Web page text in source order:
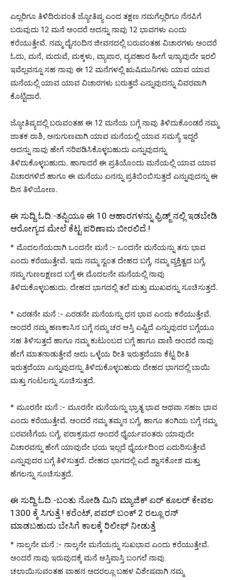
ಎಲ್ಲರಿಗೂ ತಿಳಿದಿರುವಂತೆ ಜ್ಯೋತಿಷ್ಯ ಎಂದ ತಕ್ಷಣ ನಮಗೆಲ್ಲರಿಗೂ ನೆನಪಿಗೆ
ಬರುವುದು 12 ಮನೆ ಅಂದರೆ ಅದನ್ನು ನಾವು 12 ಭಾವಗಳು ಎಂದು
ಕರೆಯುತ್ತೇವೆ. ನಮ್ಮ ದೈನಂದಿನ ಜೀವನದಲ್ಲಿ ಬರುವಂತಹ ವಿಚಾರಗಳು ಅಂದರೆ
ಓದು, ಮನೆ, ಮದುವೆ, ಮಕ್ಕಳು, ವ್ಯಾಪಾರ, ವ್ಯವಹಾರ ಹೀಗೆ ಇನ್ಯಾವುದೇ ಇರಲಿ
ಇವೆಲ್ಲವನ್ನೂ ಸಹ ನಾವು ಈ 12 ಮನೆಗಳಲ್ಲಿ ಋಷಿಮುನಿಗಳು ಯಾವ ಯಾವ
ಮನೆಯಲ್ಲಿ ಯಾವ ಯಾವ ವಿಚಾರಗಳು ಬರುತ್ತದೆ ಎನ್ನುವುದನ್ನು ವಿವರವಾಗಿ
ಕೊಟ್ಟಿದಾರೆ.
ಜ್ಯೋತಿಷ್ಯದಲ್ಲಿ ಬರುವಂತಹ ಈ 12 ಮನೆಯ ಬಗ್ಗೆ ನಾವು ತಿಳಿದುಕೊಂಡರೆ ನಮ್ಮ
ಜಾತಕ ರಾಶಿ, ಅನುಗುಣವಾಗಿ ಯಾವ ಮನೆಯಲ್ಲಿ ಯಾವ ಸಮಸ್ಯೆ ಇದ್ದರೆ
ಅದನ್ನು ನಾವು ಹೇಗೆ ಸರಿಪಡಿಸಿಕೊಳ್ಳಬಹುದು ಎನ್ನುವುದನ್ನು
ತಿಳಿದುಕೊಳ್ಳಬಹುದು. ಹಾಗಾದರೆ ಈ ಪ್ರತಿಯೊಂದು ಮನೆಯಲ್ಲಿ ಯಾವ ಯಾವ
ವಿಚಾರಗಳಿದೆ ಹಾಗೂ ಈ ಮನೆಯು ಏನನ್ನು ಪ್ರತಿಬಿಂಬಿಸುತ್ತದೆ ಎನ್ನುವುದನ್ನು ಈ
ದಿನ ತಿಳಿಯೋಣ.
ಈ ಸುದ್ದಿ ಓದಿ:-ತಪ್ಪಿಯೂ ಈ 10 ಆಹಾರಗಳನ್ನು ಫ್ರಿಡ್ಜ್ ನಲ್ಲಿ ಇಡಬೇಡಿ
ಆರೋಗ್ಯದ ಮೇಲೆ ಕೆಟ್ಟ ಪರಿಣಾಮ ಬೀರಲಿದೆ.!
* ಮೊದಲನೆಯದಾಗಿ ಒಂದನೇ ಮನೆ :- ಒಂದನೇ ಮನೆಯನ್ನು ತನು ಭಾವ
ಎಂದು ಕರೆಯುತ್ತೇವೆ. ಇದು ನಮ್ಮ ಸ್ವಂತ ದೇಹದ ಬಗ್ಗೆ, ನಮ್ಮ ವ್ಯಕ್ತಿತ್ವದ ಬಗ್ಗೆ,
ನಮ್ಮ ಗುಣಲಕ್ಷಣದ ಬಗ್ಗೆ ಈ ಮೊದಲನೇ ಮನೆಯಲ್ಲಿ ನಾವು
ತಿಳಿದುಕೊಳ್ಳಬಹುದು. ದೇಹದ ಭಾಗದಲ್ಲಿ ತಲೆ ಮತ್ತು ಮುಖವನ್ನು ಸೂಚಿಸುತ್ತದೆ.
* ಎರಡನೇ ಮನೆ :- ಎರಡನೇ ಮನೆಯನ್ನು ಧನ ಭಾವ ಎಂದು ಕರೆಯುತ್ತೇವೆ.
ಅಂದರೆ ನಮ್ಮ ಹಣಕಾಸಿನ ಬಗ್ಗೆ ನಮ್ಮ ಚರ ಆಸ್ತಿ ಎಷ್ಟಿದೆ ಎನ್ನುವುದರ ಬಗ್ಗೆಯೂ
ಸಹ ತಿಳಿಸುತ್ತದೆ ಹಾಗೂ ನಮ್ಮ ಕುಟುಂಬದ ಬಗ್ಗೆ ಹಾಗೂ ವಾಣಿ ಅಂದರೆ ನಾವು
ಹೇಗೆ ಮಾತನಾಡುತ್ತೇವೆ ಅದು ಒಳ್ಳೆಯ ರೀತಿ ಇರುತ್ತದೆಯಾ ಕೆಟ್ಟ ರೀತಿ
ಇರುತ್ತದೆಯಾ ಎನ್ನುವುದನ್ನು ತಿಳಿದುಕೊಳ್ಳಬಹುದು ದೇಹದ ಭಾಗದಲ್ಲಿ ಬಾಯಿ
ಮತ್ತು ಗಂಟಲನ್ನು ಸೂಚಿಸುತ್ತದೆ.
* ಮೂರನೇ ಮನೆ :- ಮೂರನೇ ಮನೆಯನ್ನು ಭ್ರಾತೃ ಭಾವ ಅಥವಾ ಸಹಜ ಭಾವ
ಎಂದು ಕರೆಯುತ್ತೇವೆ. ಅಂದರೆ ನಮ್ಮ ತಮ್ಮನ ಬಗ್ಗೆ, ಹಾಗೂ ತಂಗಿಯ ಬಗ್ಗೆ ನಮ್ಮ
ಬರವಣಿಗೆಯ ಬಗ್ಗೆ, ಪರಾಕ್ರಮದ ಅಂದರೆ ಧೈರ್ಯವಂತರು ಯಾವುದೇ
ವಿಚಾರವನ್ನು ಹೇಗೆ ಯಾವುದೇ ಭಯ ಇಲ್ಲದೆ ಧೈರ್ಯದಿಂದ ಎದುರಿಸುತ್ತೇವೆ
ಎನ್ನುವುದರ ಬಗ್ಗೆ ತಿಳಿಸುತ್ತದೆ. ದೇಹದ ಭಾಗದಲ್ಲಿ ಎದೆ ಶ್ವಾಸಕೋಶ ಮತ್ತು
ಹೆಗಲನ್ನು ಸೂಚಿಸುತ್ತದೆ.
ಈ ಸುದ್ದಿ ಓದಿ:-ಬಂತು ನೋಡಿ ಮಿನಿ ಮ್ಯಾಜಿಕ್ ಏರ್ ಕೂಲರ್ ಕೇವಲ
1300 ಕ್ಕೆ ಸಿಗುತ್ತೆ.! ಕರೆಂಟ್, ಪವರ್ ಬಂಕ್ 2 ರಲ್ಲೂ ರನ್
ಮಾಡಬಹುದು ಬೇಸಿಗೆ ಕಾಲಕ್ಕೆ ರಿಲೀಫ್ ನೀಡುತ್ತೆ
* ನಾಲ್ಕನೇ ಮನೆ :- ನಾಲ್ಕನೇ ಮನೆಯನ್ನು ಸುಖಭಾವ ಎಂದು ಕರೆಯುತ್ತೇವೆ.
ಅಂದರೆ ನಾವು ಇರುವುದಕ್ಕೆ ಮನೆ ಆಸ್ತಿಪಾಸ್ತಿ ಬಂಗಲೆ ನಾವು
ಚಲಾಯಿಸುವಂತಹ ವಾಹನ ಅದರಲ್ಲೂ ಬಹಳ ವಿಶೇಷವಾಗಿ ನಮ್ಮ